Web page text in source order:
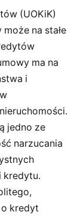
(UOKiK)
na stałe
ma na
i
jedno ze
narzucania
kredytu.
kredyt